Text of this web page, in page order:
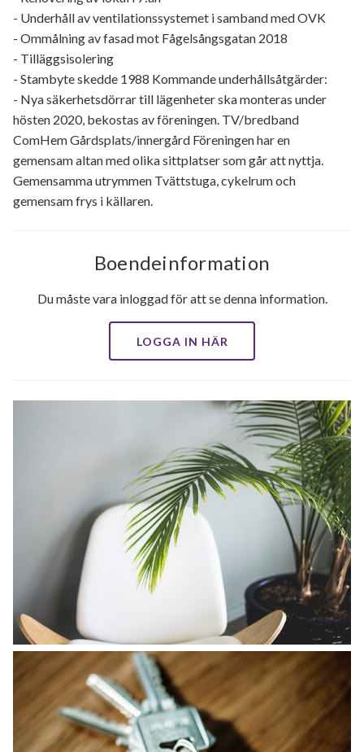
- Underhåll av ventilationssystemet i samband med OVK
- Ommålning av fasad mot Fågelsångsgatan 2018
- Tilläggsisolering
- Stambyte skedde 1988 Kommande underhållsåtgärder:
- Nya säkerhetsdörrar till lägenheter ska monteras under
hösten 2020, bekostas av föreningen. TV/bredband
ComHem Gårdsplats/innergård Föreningen har en
gemensam altan med olika sittplatser som går att nyttja.
Gemensamma utrymmen Tvättstuga, cykelrum och
gemensam frys i källaren.
Boendeinformation
Du måste vara inloggad för att se denna information.
LOGGA IN HÄR